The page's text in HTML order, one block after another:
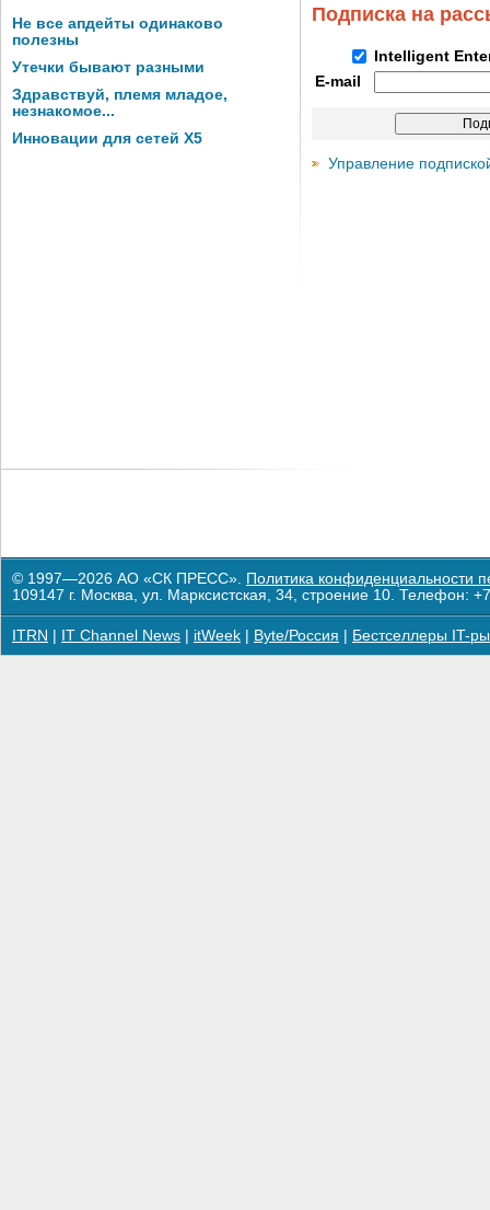
Не все апдейты одинаково
полезны
Утечки бывают разными
Здравствуй, племя младое,
незнакомое...
Инновации для сетей X5
Подписка на
Intelligent
E-mail
Управление
© 1997—2026 АО «СК ПРЕСС». Политика конфиденциальности
109147 г. Москва, ул. Марксистская, 34, строение 10. Телефон:
ITRN IT Channel News itWeek Byte/Россия Бестселлеры IT-